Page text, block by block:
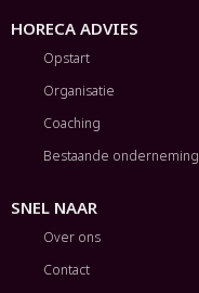
HORECA ADVIES
Opstart
Organisatie
Coaching
Bestaande onderneming
SNEL NAAR
Over ons
Contact